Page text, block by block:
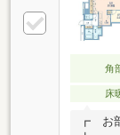
にゴミ
階部分
ム済み
／洗
ティ
／リビ
角
床
┏ お